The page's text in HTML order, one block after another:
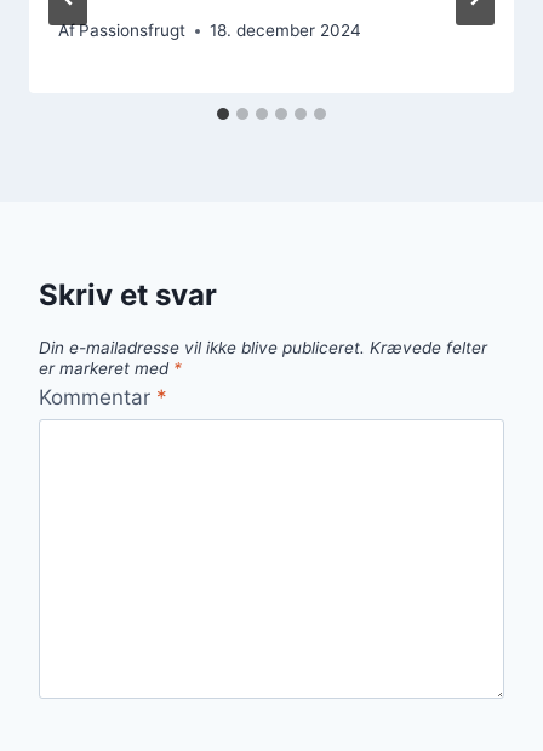
AfPassionsfrugt 18. december 2024
Skriv et svar
Din e-mailadresse vil ikke blive publiceret. Krævede felter
er markeret med *
Kommentar *